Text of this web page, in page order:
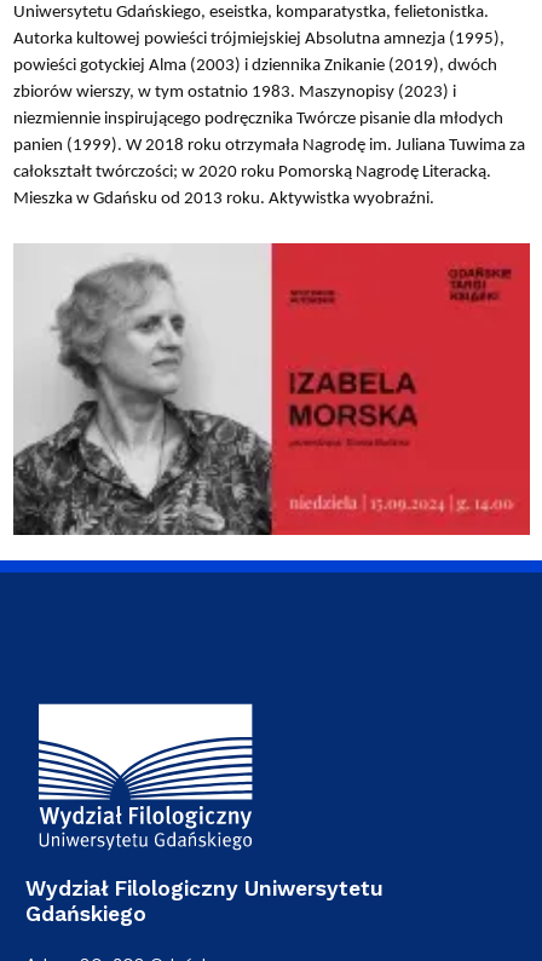
Uniwersytetu Gdańskiego, eseistka, komparatystka, felietonistka.
Autorka kultowej powieści trójmiejskiej Absolutna amnezja (1995),
powieści gotyckiej Alma (2003) i dziennika Znikanie (2019), dwóch
zbiorów wierszy, w tym ostatnio 1983. Maszynopisy (2023) i
niezmiennie inspirującego podręcznika Twórcze pisanie dla młodych
panien (1999). W 2018 roku otrzymała Nagrodę im. Juliana Tuwima za
całokształt twórczości; w 2020 roku Pomorską Nagrodę Literacką.
Mieszka w Gdańsku od 2013 roku. Aktywistka wyobraźni.
Adres Wydziału
Wydział Filologiczny Uniwersytetu
Gdańskiego